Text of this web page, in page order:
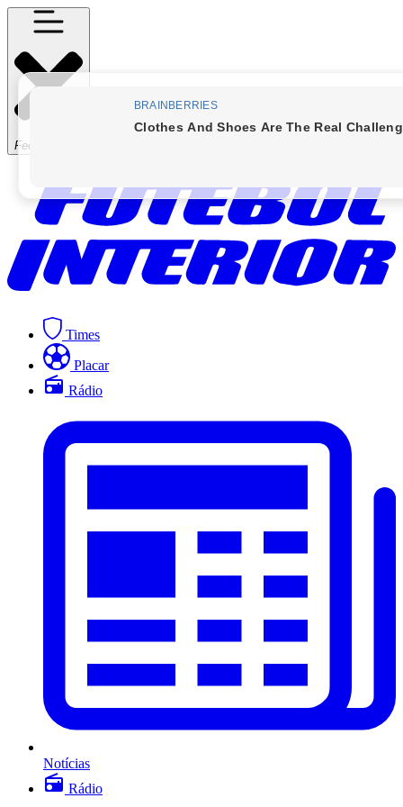
Fechar Menu
Times
Placar
Rádio
Notícias
Rádio